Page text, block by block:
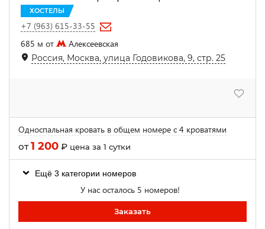
ХОСТЕЛЫ
+7 (963) 615-33-55
685 м от
Алексеевская
Россия, Москва, улица Годовикова, 9, стр. 25
Односпальная кровать в общем номере с 4 кроватями
от1 200 ₽ цена за 1 сутки
Ещё 3 категории номеров
У нас осталось 5 номеров!
Заказать